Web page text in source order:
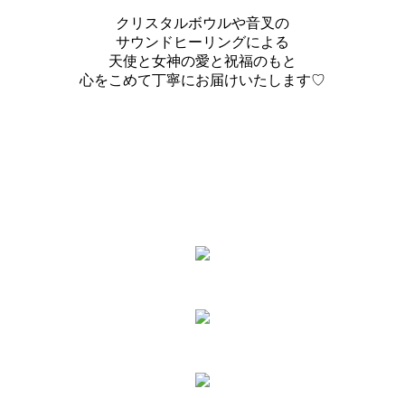
クリスタルボウルや音叉の
サウンドヒーリングによる
天使と女神の愛と祝福のもと
心をこめて丁寧にお届けいたします♡